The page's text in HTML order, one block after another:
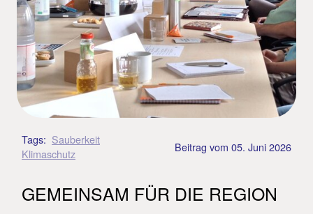
Tags: Sauberkeit
Klimaschutz
Beitrag vom 05. Juni 2026
GEMEINSAM FÜR DIE REGION